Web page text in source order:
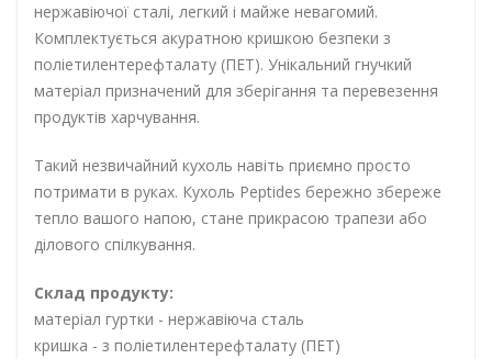
нержавіючої сталі, легкий і майже невагомий.
Комплектується акуратною кришкою безпеки з
поліетилентерефталату (ПЕТ). Унікальний гнучкий
матеріал призначений для зберігання та перевезення
продуктів харчування.
Такий незвичайний кухоль навіть приємно просто
потримати в руках. Кухоль Peptides бережно збереже
тепло вашого напою, стане прикрасою трапези або
ділового спілкування.
Склад продукту:
матеріал гуртки - нержавіюча сталь
кришка - з поліетилентерефталату (ПЕТ)